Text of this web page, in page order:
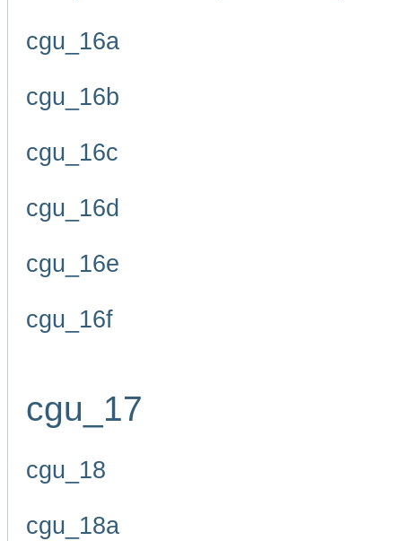
cgu_16a
cgu_16b
cgu_16c
cgu_16d
cgu_16e
cgu_16f
cgu_17
cgu_18
cgu_18a